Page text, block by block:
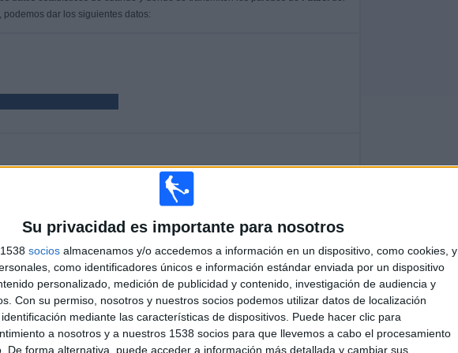
Su privacidad es importante para nosotros
socios almacenamos y/o accedemos a información en un dispositivo, como cookies, y
como identificadores únicos e información estándar enviada por un dispositivo
personalizado, medición de publicidad y contenido, investigación de audiencia y
Con su permiso, nosotros y nuestros socios podemos utilizar datos de localización
mediante las características de dispositivos. Puede hacer clic para
a nosotros y a nuestros 1538 socios para que llevemos a cabo el procesamiento
De forma alternativa, puede acceder a información más detallada y cambiar sus
, podemos dar los siguientes datos:
GRATUÍTO
PARTIDOS
CONSECUTIVOS
DE PAGO
TOTAL
18
RIVALES
MÁXIMO
5
VS Palmeiras
TOTAL
1
COMPETICIONES